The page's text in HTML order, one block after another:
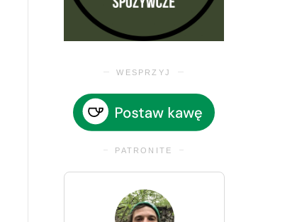
WESPRZYJ
PATRONITE